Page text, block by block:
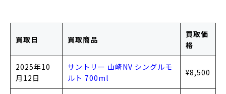
買取日 買取商品
買取価
格
2025年10
月12日
サントリー 山崎NV シングルモ
ルト 700ml
¥8,500